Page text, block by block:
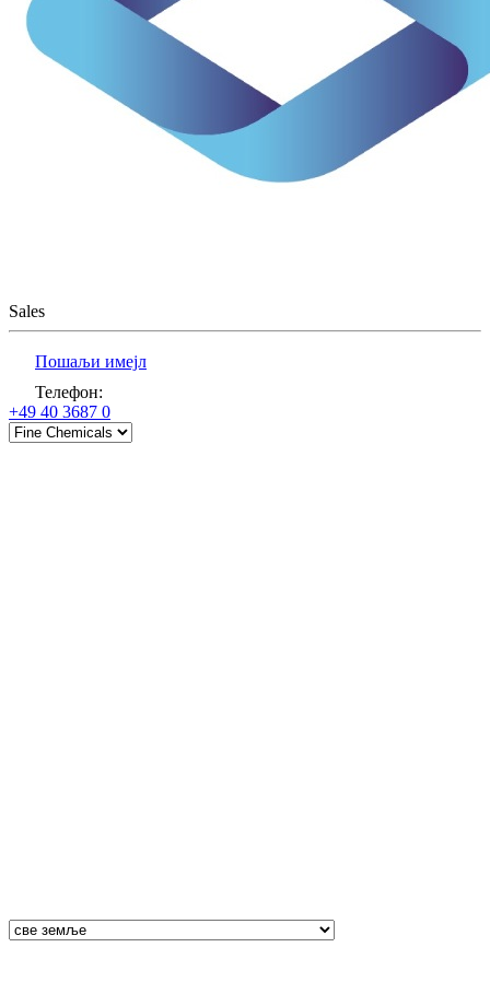
Sales
Пошаљи имејл
Телефон:
+49 40 3687 0